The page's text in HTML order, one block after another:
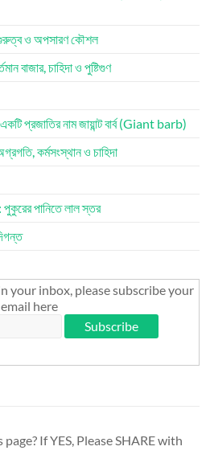
ও অপসারণ কৌশল
বাজার, চাহিদা ও পুষ্টিগুণ
প্রজাতির নাম জায়ান্ট বার্ব (Giant barb)
কর্মসংস্থান ও চাহিদা
পুকুরের পানিতে লাল স্তর
your inbox, please subscribe your
email here
If YES, Please SHARE with